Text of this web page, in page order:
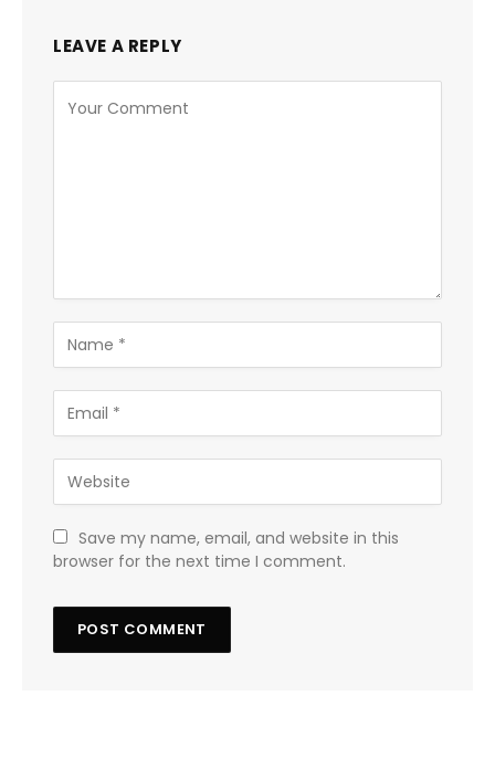
LEAVE A REPLY
Save my name, email, and website in this
browser for the next time I comment.